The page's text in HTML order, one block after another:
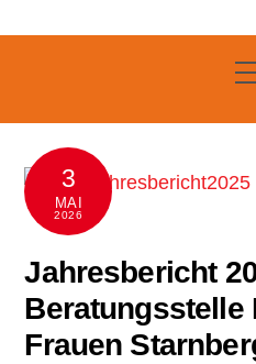
3
MAI
2026
Jahresbericht
Beratungsstelle
Frauen